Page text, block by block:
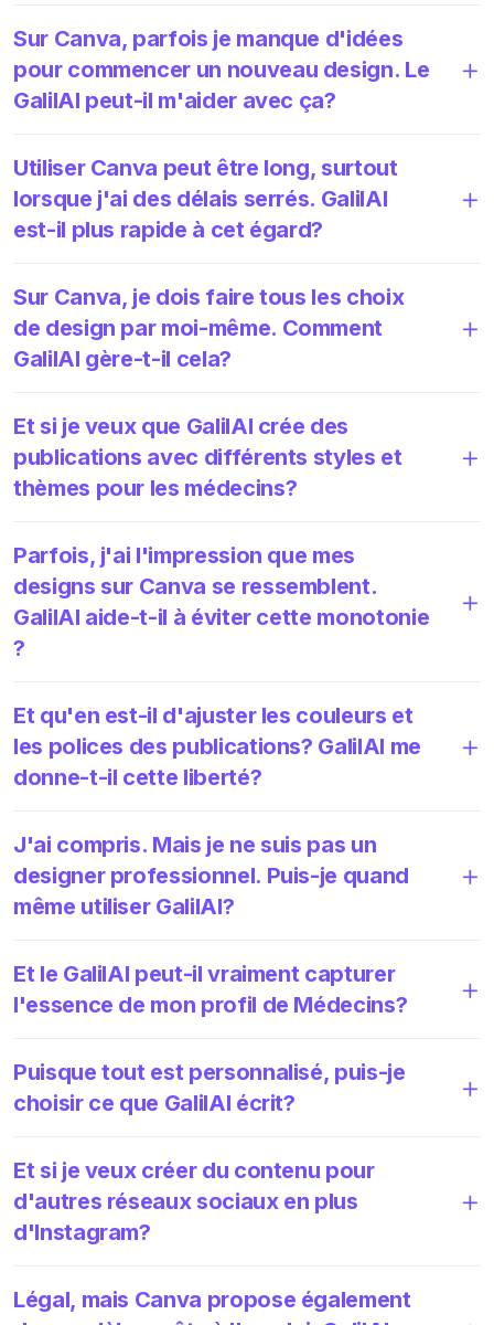
Sur Canva, parfois je manque d'idées
pour commencer un nouveau design. Le
GalilAI peut-il m'aider avec ça?
Utiliser Canva peut être long, surtout
lorsque j'ai des délais serrés. GalilAI
est-il plus rapide à cet égard?
Sur Canva, je dois faire tous les choix
de design par moi-même. Comment
GalilAI gère-t-il cela?
Et si je veux que GalilAI crée des
publications avec différents styles et
thèmes pour les médecins?
Parfois, j'ai l'impression que mes
designs sur Canva se ressemblent.
GalilAI aide-t-il à éviter cette monotonie
?
Et qu'en est-il d'ajuster les couleurs et
les polices des publications? GalilAI me
donne-t-il cette liberté?
J'ai compris. Mais je ne suis pas un
designer professionnel. Puis-je quand
même utiliser GalilAI?
Et le GalilAI peut-il vraiment capturer
l'essence de mon profil de Médecins?
Puisque tout est personnalisé, puis-je
choisir ce que GalilAI écrit?
Et si je veux créer du contenu pour
d'autres réseaux sociaux en plus
d'Instagram?
Légal, mais Canva propose également